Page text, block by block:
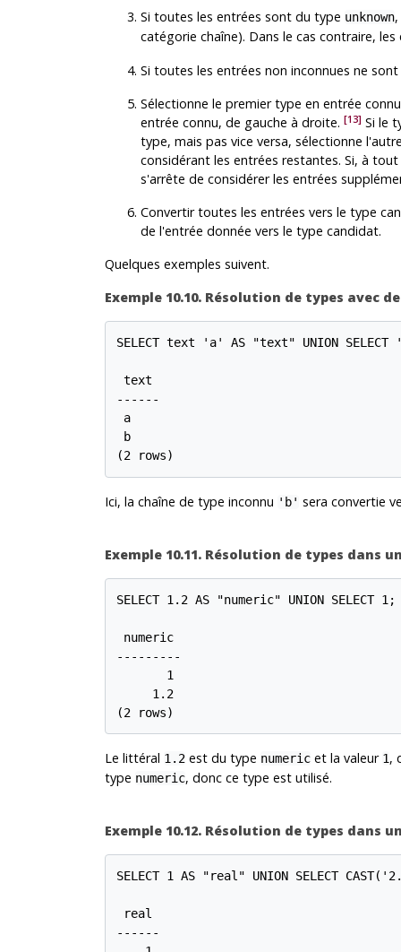
Si toutes les entrées sont du type unknown,
catégorie chaîne). Dans le cas contraire,
Si toutes les entrées non inconnues ne
Sélectionne le premier type en entrée
entrée connu, de gauche à droite. [13] Si le
type, mais pas vice versa, sélectionne
considérant les entrées restantes. Si, à
s'arrête de considérer les entrées
Convertir toutes les entrées vers le type
de l'entrée donnée vers le type candidat.
Quelques exemples suivent.
Exemple 10.10. Résolution de types avec
SELECT text 'a' AS "text" UNION
text
------
a
b
(2 rows)
Ici, la chaîne de type inconnu 'b' sera convertie
Exemple 10.11. Résolution de types dans
SELECT 1.2 AS "numeric" UNION SELECT 1;
numeric
---------
       1
     1.2
(2 rows)
Le littéral 1.2est du type numericet la valeur 1,
type numeric, donc ce type est utilisé.
Exemple 10.12. Résolution de types dans
SELECT 1 AS "real" UNION SELECT
real
------